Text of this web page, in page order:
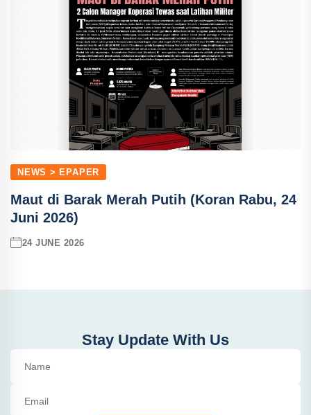
NEWS > EPAPER
Maut di Barak Merah Putih (Koran Rabu, 24
Juni 2026)
24 JUNE 2026
Stay Update With Us